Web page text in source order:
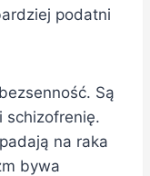
podatni
Są
schizofrenię.
na raka
bywa